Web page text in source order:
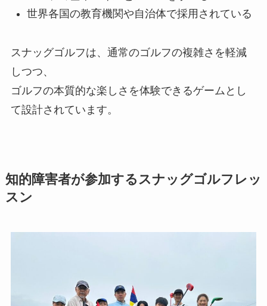
世界各国の教育機関や自治体で採用されている
スナッグゴルフは、通常のゴルフの複雑さを軽減
しつつ、
ゴルフの本質的な楽しさを体験できるゲームとし
て設計されています。
知的障害者が参加するスナッグゴルフレッ
スン